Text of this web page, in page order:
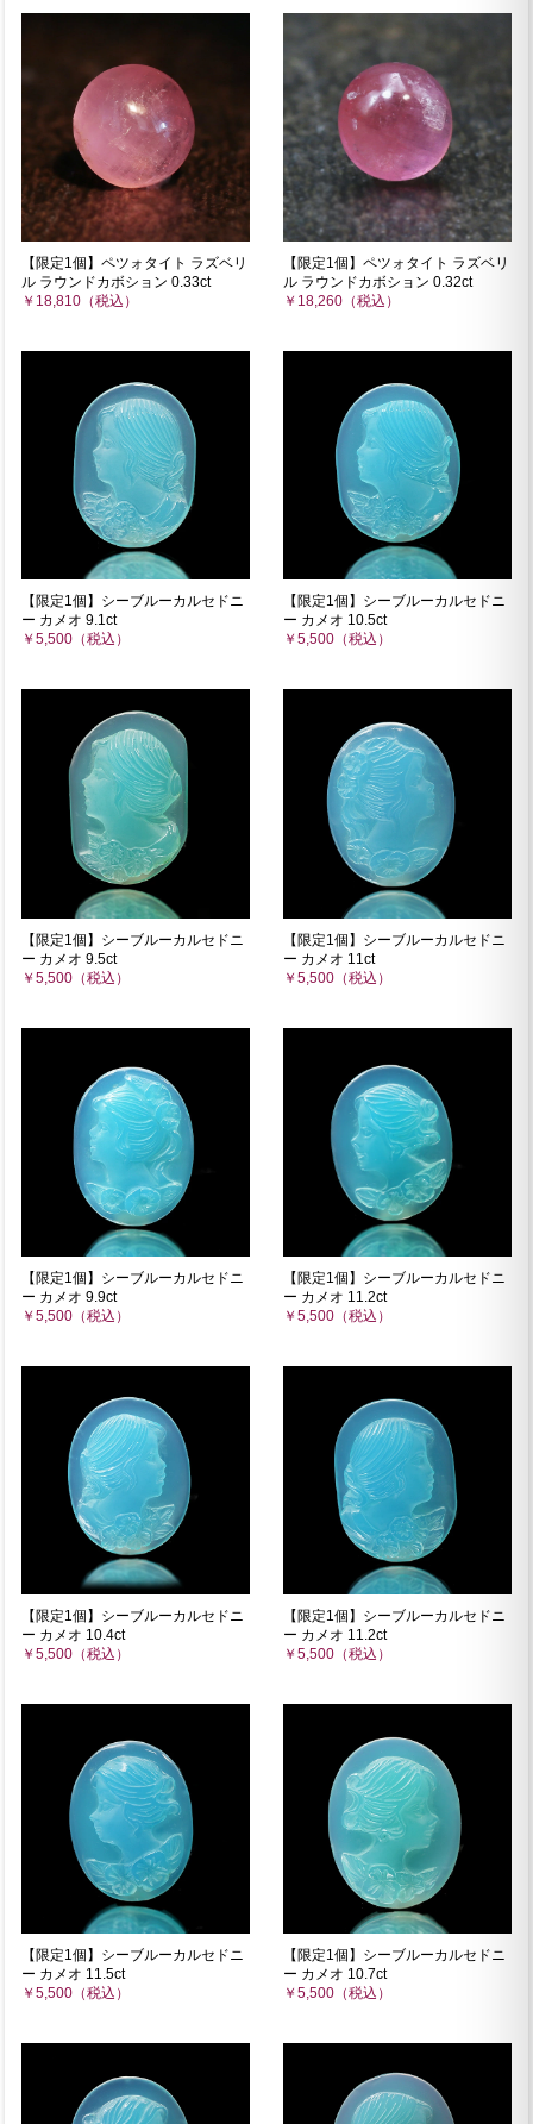
【限定1個】ペツォタイト ラズベリ
ル ラウンドカボション 0.33ct
￥18,810（税込）
【限定1個】ペツォタイト ラズベリ
ル ラウンドカボション 0.32ct
￥18,260（税込）
【限定1個】シーブルーカルセドニ
ー カメオ 9.1ct
￥5,500（税込）
【限定1個】シーブルーカルセドニ
ー カメオ 10.5ct
￥5,500（税込）
【限定1個】シーブルーカルセドニ
ー カメオ 9.5ct
￥5,500（税込）
【限定1個】シーブルーカルセドニ
ー カメオ 11ct
￥5,500（税込）
【限定1個】シーブルーカルセドニ
ー カメオ 9.9ct
￥5,500（税込）
【限定1個】シーブルーカルセドニ
ー カメオ 11.2ct
￥5,500（税込）
【限定1個】シーブルーカルセドニ
ー カメオ 10.4ct
￥5,500（税込）
【限定1個】シーブルーカルセドニ
ー カメオ 11.2ct
￥5,500（税込）
【限定1個】シーブルーカルセドニ
ー カメオ 11.5ct
￥5,500（税込）
【限定1個】シーブルーカルセドニ
ー カメオ 10.7ct
￥5,500（税込）